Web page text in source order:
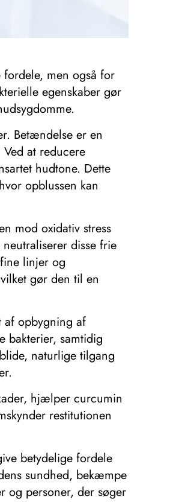
men også for
egenskaber gør
Betændelse er en
at reducere
hudtone. Dette
opblussen kan
mod oxidativ stress
disse frie
linjer og
gør den til en
af opbygning af
bakterier, samtidig
naturlige tilgang
hjælper curcumin
restitutionen
betydelige fordele
sundhed, bekæmpe
og personer, der søger